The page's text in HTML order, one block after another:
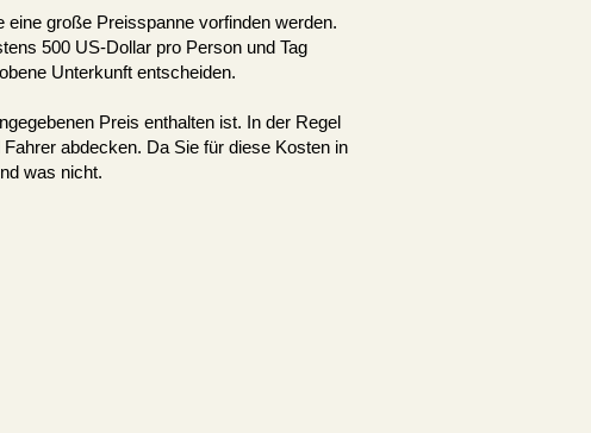
große Preisspanne vorfinden werden.
500 US-Dollar pro Person und Tag
Unterkunft entscheiden.
Preis enthalten ist. In der Regel
abdecken. Da Sie für diese Kosten in
was nicht.